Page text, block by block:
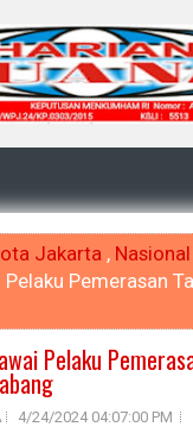
Jakarta , Nasional
Pemerasan
Pelaku
4/24/2024 04:07:00 PM